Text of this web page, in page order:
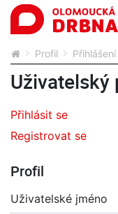
Profil
Uživatelský
Přihlásit se
Registrovat se
Profil
Uživatelské jméno